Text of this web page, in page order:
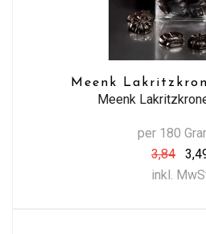
Meenk
Meenk
per 180
3,84
inkl.